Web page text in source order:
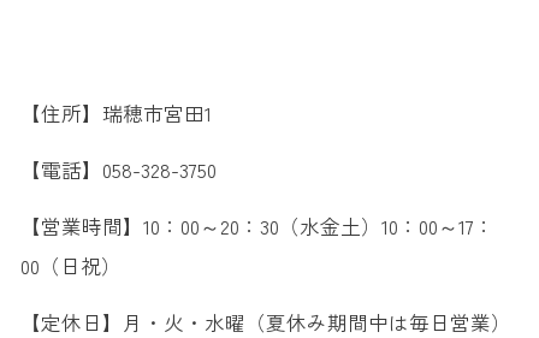
【住所】瑞穂市宮田1
【電話】058-328-3750
【営業時間】10：00～20：30（水金土）10：00～17：
00（日祝）
【定休日】月・火・水曜（夏休み期間中は毎日営業）